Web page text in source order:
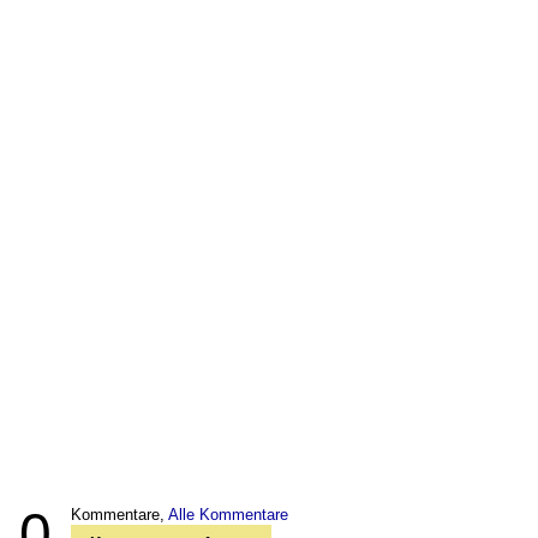
Kommentare, Alle Kommentare